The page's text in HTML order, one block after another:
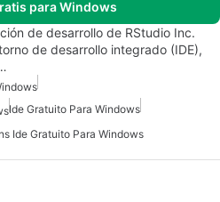
para Windows
de desarrollo de RStudio Inc.
de desarrollo integrado (IDE),
Ide Gratuito Para Windows
Ide Gratuito Para Windows